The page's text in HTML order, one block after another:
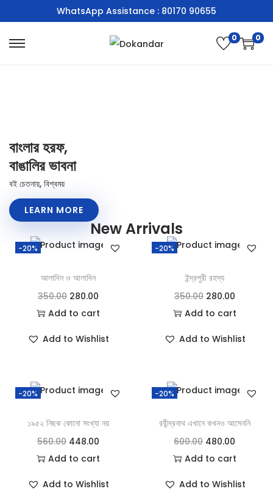
WhatsApp Assistance : 80170 90655
0 0
বাংলার হরফ,
বাঙালির ভাবনা
বই চেতনায়, বিশ্বময়
LEARN MORE
New Arrivals
-20%
আলাদিন ও আলাদিন
350.00 280.00
Add to cart
Add to Wishlist
-20%
ইন্দ্রপুরী রহস্য
350.00 280.00
Add to cart
Add to Wishlist
-20%
১৯৫২ নিছক কোনো সংখ্যা নয়
560.00 448.00
Add to cart
Add to Wishlist
-20%
রবীন্দ্রনাথ এখানে কখনও আসেননি
600.00 480.00
Add to cart
Add to Wishlist